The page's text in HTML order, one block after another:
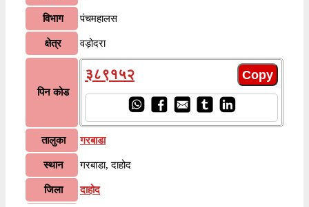
विभाग पंचमहालस
क्षेत्र वड़ोदरा
पिन कोड
३८९१५२
तालुका गरबाडा
स्थान गरबाडा, दाहोद
जिला दाहोद